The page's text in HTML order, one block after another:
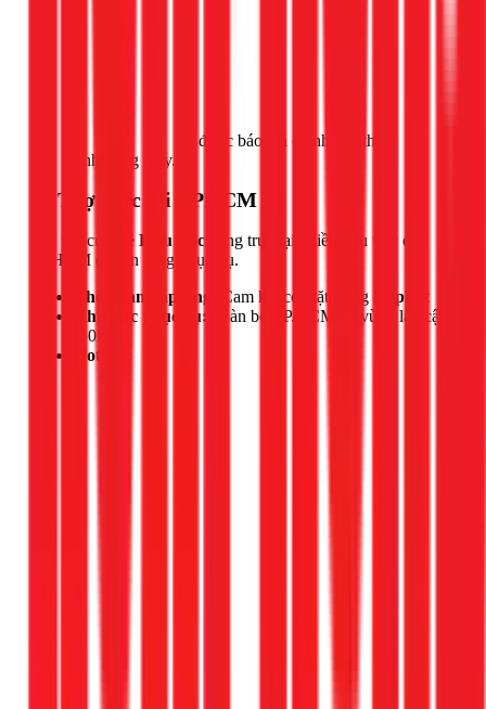
để được báo giá chính xác theo
tình trạng máy.
📍 Thợ trực tại TPHCM
Đội thợ của Lê Hữu Lộc đang trực tại nhiều khu vực ở
TPHCM để sẵn sàng phục vụ.
Thời gian đáp ứng:
Cam kết có mặt trong
30 phút
Khu vực phục vụ:
Toàn bộ TP.HCM và vùng lân cận
(50km)
Hotline: